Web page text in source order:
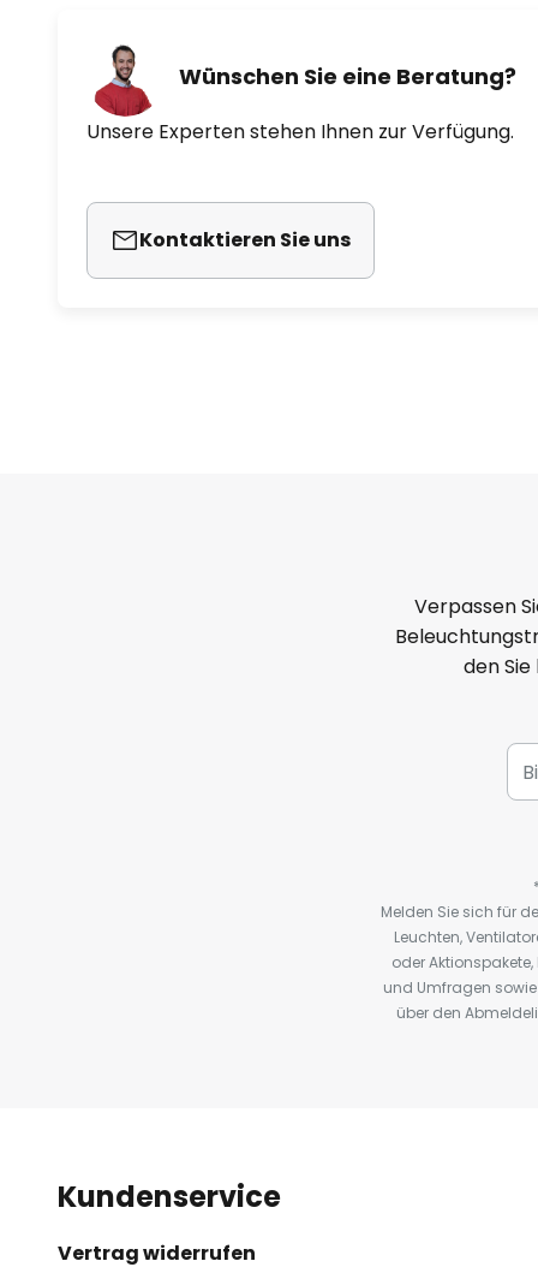
Wünschen Sie eine Beratung?
Unsere Experten stehen Ihnen zur Verfügung.
Kontaktieren Sie uns
Verpassen
den
Melden Sie sich für
Leuchten,
oder
und Umfragen
über den
Kundenservice
Vertrag widerrufen